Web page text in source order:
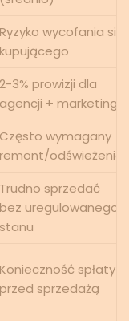
Ryzyko wycofania się
kupującego
2-3% prowizji dla
agencji + marketing
Często wymagany
remont/odświeżenie
Trudno sprzedać
bez uregulowanego
stanu
Konieczność spłaty
przed sprzedażą